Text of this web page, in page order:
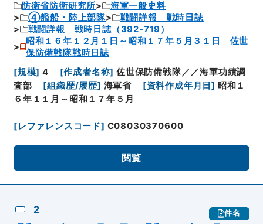
防衛省防衛研究所
海軍一般史料
④艦船・陸上部隊
戦闘詳報 戦時日誌
戦闘詳報 戦時日誌（392-719）
昭和１６年１２月１日～昭和１７年５月３１日 佐世
保防備戦隊戦時日誌
[規模] 4 [作成者名称] 佐世保防備戦隊／／海軍功績調
査部
[組織歴/履歴] 海軍省 [資料作成年月日] 昭和１
６年１１月～昭和１７年５月
[レファレンスコード] C08030370600
閲覧
2 件名